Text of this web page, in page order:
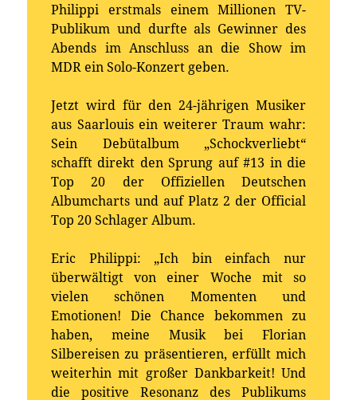
Philippi erstmals einem Millionen TV-
Publikum und durfte als Gewinner des
Abends im Anschluss an die Show im
MDR ein Solo-Konzert geben.
Jetzt wird für den 24-jährigen Musiker
aus Saarlouis ein weiterer Traum wahr:
Sein Debütalbum „Schockverliebt“
schafft direkt den Sprung auf #13 in die
Top 20 der Offiziellen Deutschen
Albumcharts und auf Platz 2 der Official
Top 20 Schlager Album.
Eric Philippi: „Ich bin einfach nur
überwältigt von einer Woche mit so
vielen schönen Momenten und
Emotionen! Die Chance bekommen zu
haben, meine Musik bei Florian
Silbereisen zu präsentieren, erfüllt mich
weiterhin mit großer Dankbarkeit! Und
die positive Resonanz des Publikums